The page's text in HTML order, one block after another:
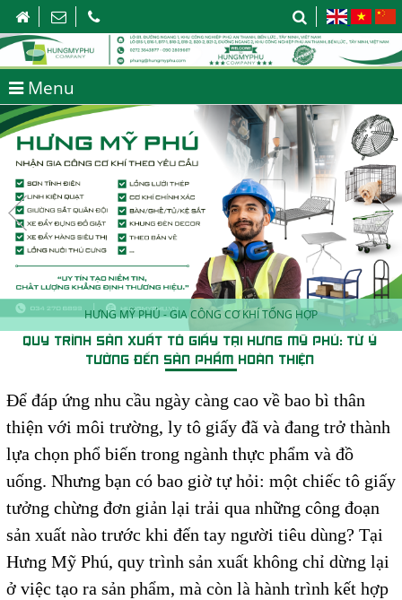
Menu
HƯNG MỸ PHÚ - GIA CÔNG CƠ KHÍ TỔNG HỢP
QUY TRÌNH SẢN XUẤT TÔ GIẤY TẠI HƯNG MỸ PHÚ: TỪ Ý
TƯỞNG ĐẾN SẢN PHẨM HOÀN THIỆN
Để đáp ứng nhu cầu ngày càng cao về bao bì thân
thiện với môi trường, ly tô giấy đã và đang trở thành
lựa chọn phổ biến trong ngành thực phẩm và đồ
uống. Nhưng bạn có bao giờ tự hỏi: một chiếc tô giấy
tưởng chừng đơn giản lại trải qua những công đoạn
sản xuất nào trước khi đến tay người tiêu dùng? Tại
Hưng Mỹ Phú, quy trình sản xuất không chỉ dừng lại
ở việc tạo ra sản phẩm, mà còn là hành trình kết hợp